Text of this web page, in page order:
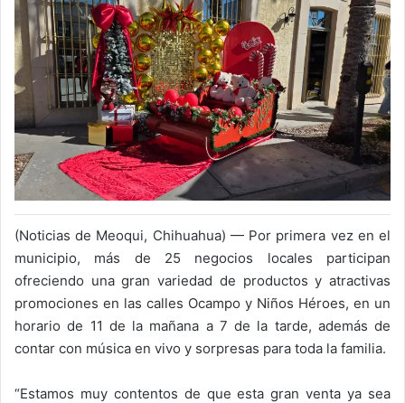
(Noticias de Meoqui, Chihuahua) — Por primera vez en el
municipio, más de 25 negocios locales participan
ofreciendo una gran variedad de productos y atractivas
promociones en las calles Ocampo y Niños Héroes, en un
horario de 11 de la mañana a 7 de la tarde, además de
contar con música en vivo y sorpresas para toda la familia.
“Estamos muy contentos de que esta gran venta ya sea